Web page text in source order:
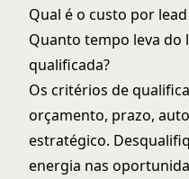
Qual é o custo por
Quanto tempo leva do
qualificada?
Os critérios de
orçamento, prazo,
estratégico.
energia nas